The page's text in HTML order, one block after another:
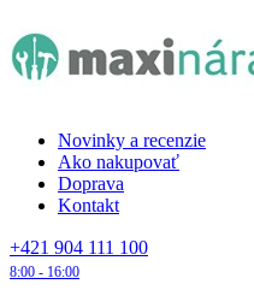
Novinky a recenzie
Ako nakupovať
Doprava
Kontakt
+421 904 111 100
8:00 - 16:00